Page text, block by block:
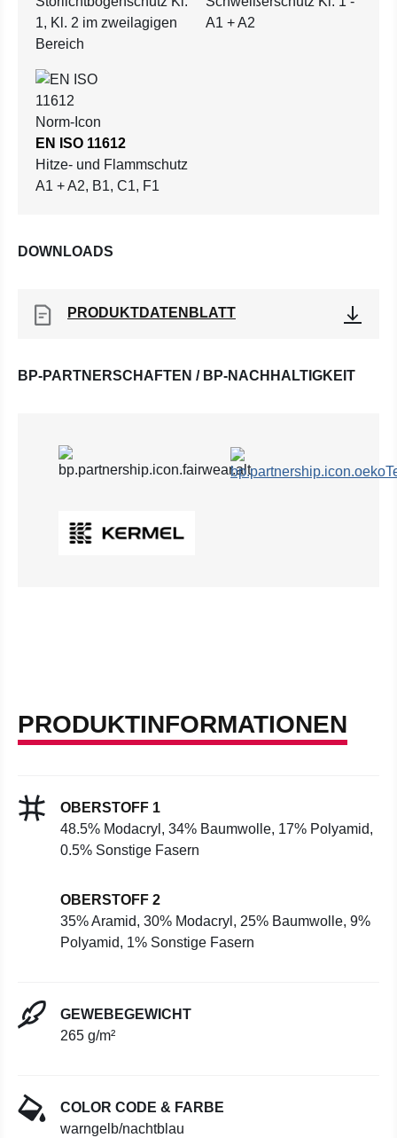
1, Kl. 2 im zweilagigen
Bereich
A1 + A2
EN ISO 11612
Hitze- und Flammschutz
A1 + A2, B1, C1, F1
DOWNLOADS
PRODUKTDATENBLATT
BP-PARTNERSCHAFTEN / BP-NACHHALTIGKEIT
PRODUKTINFORMATIONEN
OBERSTOFF 1
48.5% Modacryl, 34% Baumwolle, 17% Polyamid,
0.5% Sonstige Fasern
OBERSTOFF 2
35% Aramid, 30% Modacryl, 25% Baumwolle, 9%
Polyamid, 1% Sonstige Fasern
GEWEBEGEWICHT
265 g/m²
COLOR CODE & FARBE
warngelb/nachtblau